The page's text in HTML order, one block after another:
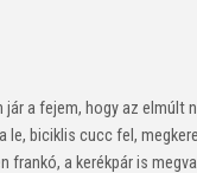
a fejem, hogy az
biciklis cucc fel,
a kerékpár is